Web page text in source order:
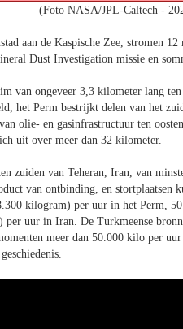
(Foto NASA/JPL-Caltech -
aan de Kaspische Zee, stromen
Dust Investigation missie en
van ongeveer 3,3 kilometer lang
het Perm bestrijkt delen van het
olie- en gasinfrastructuur ten
uit over meer dan 32 kilometer.
zuiden van Teheran, Iran, van
van ontbinding, en stortplaatsen
kilogram) per uur in het Perm,
uur in Iran. De Turkmeense
meer dan 50.000 kilo per